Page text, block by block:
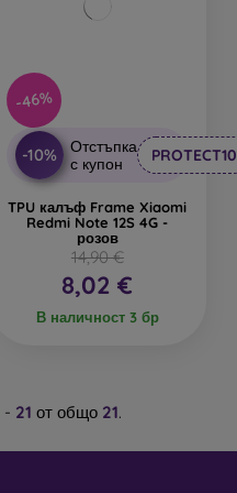
-46%
-10%
Отстъпка
с купон
PROTECT10
TPU калъф Frame Xiaomi
Redmi Note 12S 4G -
розов
14,90 €
8,02 €
В наличност 3 бр
- 21 от общо 21.